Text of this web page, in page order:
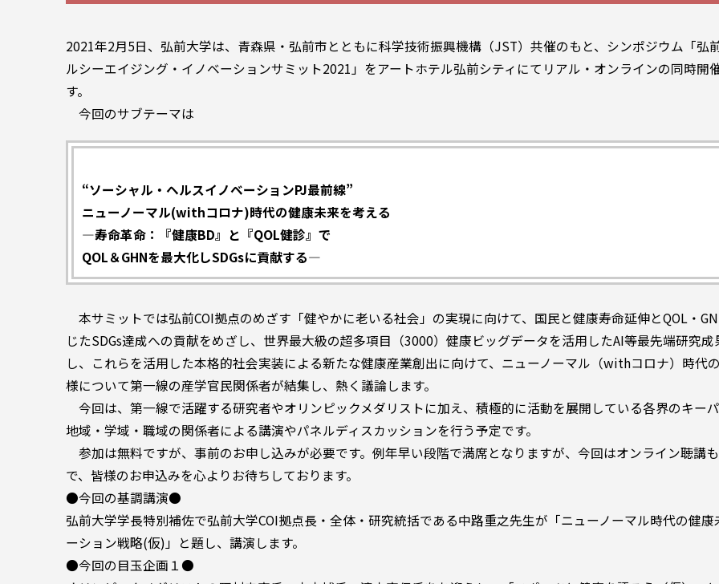
2021年2月5日、弘前大学は、青森県・弘前市とともに科学技術振興機構（JST）共催のもと、シンポジウム「弘
ルシーエイジング・イノベーションサミット2021」をアートホテル弘前シティにてリアル・オンラインの同時開
す。
今回のサブテーマは
“ソーシャル・ヘルスイノベーションPJ最前線”
ニューノーマル(withコロナ)時代の健康未来を考える
―寿命革命：『健康BD』と『QOL健診』で
QOL＆GHNを最大化しSDGsに貢献する―
本サミットでは弘前COI拠点のめざす「健やかに老いる社会」の実現に向けて、国民と健康寿命延伸とQOL・
じたSDGs達成への貢献をめざし、世界最大級の超多項目（3000）健康ビッグデータを活用したAI等最先端研究成
し、これらを活用した本格的社会実装による新たな健康産業創出に向けて、ニューノーマル（withコロナ）時代
様について第一線の産学官民関係者が結集し、熱く議論します。
今回は、第一線で活躍する研究者やオリンピックメダリストに加え、積極的に活動を展開している各界のキーパ
地域・学域・職域の関係者による講演やパネルディスカッションを行う予定です。
参加は無料ですが、事前のお申し込みが必要です。例年早い段階で満席となりますが、今回はオンライン聴講
で、皆様のお申込みを心よりお待ちしております。
●今回の基調講演●
弘前大学学長特別補佐で弘前大学COI拠点長・全体・研究統括である中路重之先生が「ニューノーマル時代の健康
ーション戦略(仮)」と題し、講演します。
●今回の目玉企画１●